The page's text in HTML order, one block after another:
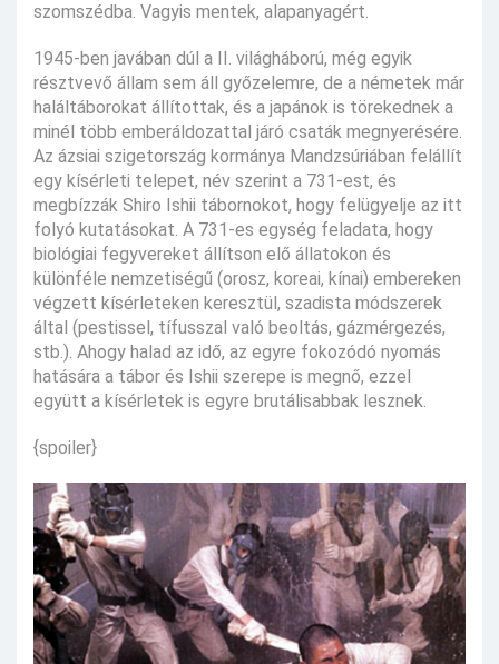
szomszédba. Vagyis mentek, alapanyagért.
1945-ben javában dúl a II. világháború, még egyik
résztvevő állam sem áll győzelemre, de a németek már
haláltáborokat állítottak, és a japánok is törekednek a
minél több emberáldozattal járó csaták megnyerésére.
Az ázsiai szigetország kormánya Mandzsúriában felállít
egy kísérleti telepet, név szerint a 731-est, és
megbízzák Shiro Ishii tábornokot, hogy felügyelje az itt
folyó kutatásokat. A 731-es egység feladata, hogy
biológiai fegyvereket állítson elő állatokon és
különféle nemzetiségű (orosz, koreai, kínai) embereken
végzett kísérleteken keresztül, szadista módszerek
által (pestissel, tífusszal való beoltás, gázmérgezés,
stb.). Ahogy halad az idő, az egyre fokozódó nyomás
hatására a tábor és Ishii szerepe is megnő, ezzel
együtt a kísérletek is egyre brutálisabbak lesznek.
{spoiler}